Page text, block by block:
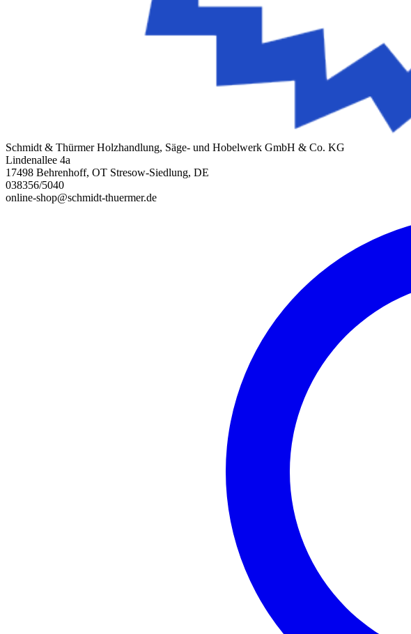
Schmidt & Thürmer Holzhandlung, Säge- und Hobelwerk GmbH & Co. KG
Lindenallee 4a
17498 Behrenhoff, OT Stresow-Siedlung, DE
038356/5040
online-shop@schmidt-thuermer.de